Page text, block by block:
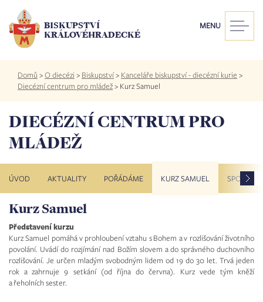
hlavnímu
obsahu
BISKUPSTVÍ
KRÁLOVÉHRADECKÉ
MENU
Drobečková
navigace
Domů >O diecézi > Biskupství> Kanceláře biskupství - diecézní kurie >
Diecézní centrum pro mládež> Kurz Samuel
DIECÉZNÍ CENTRUM PRO
MLÁDEŽ
ÚVOD
HISTORIE
PRACOVNÍCI DCM – HISTORIE
HOLUB EVŽEN
AKTUALITY POŘÁDÁME KURZ SAMUEL
Kurz Samuel
Představení kurzu
Kurz Samuel pomáhá v prohloubení vztahu s Bohem a v rozlišování životního
povolání. Uvádí do rozjímání nad Božím slovem a do správného duchovního
rozlišování. Je určen mladým svobodným lidem od 19 do 30 let. Trvá jeden
rok a zahrnuje 9 setkání (od října do června). Kurz vede tým kněží
a řeholních sester.